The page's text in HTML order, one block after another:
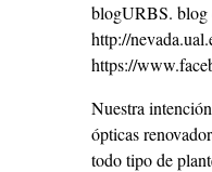
blogURBS. blog
http://
https://
Nuestra
ópticas
todo tipo de